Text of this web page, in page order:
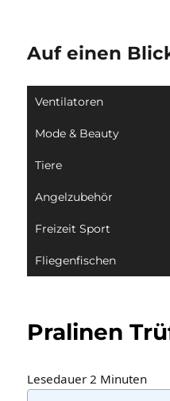
Auf einen
Ventilatoren
Mode & Beauty
Tiere
Angelzubehör
Freizeit Sport
Fliegenfischen
Pralinen
Lesedauer 2 Minuten